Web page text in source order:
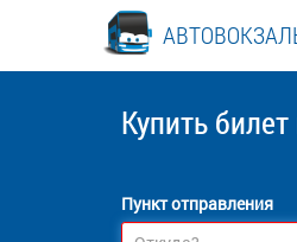
Купить билет
Пункт отправления